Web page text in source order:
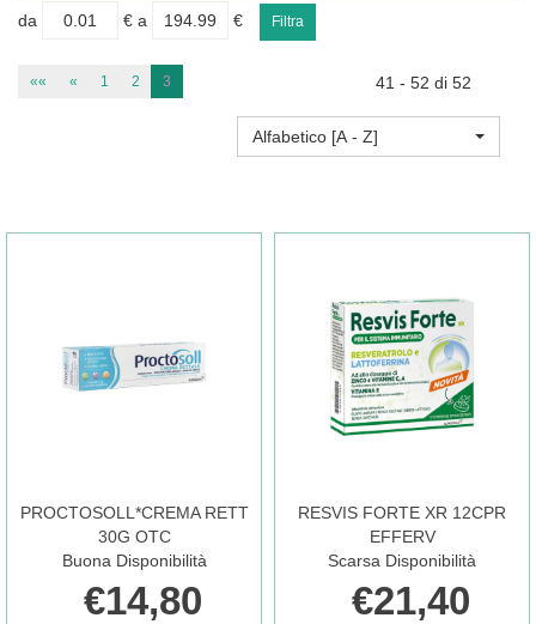
filtra
da €
filtra
a €
«« « 1 2 3 41 - 52 di 52
Alfabetico [A - Z]
PROCTOSOLL*CREMA RETT
30G OTC
Buona Disponibilità
€14,80
RESVIS FORTE XR 12CPR
EFFERV
Scarsa Disponibilità
€21,40